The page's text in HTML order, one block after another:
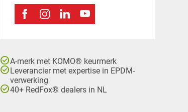
check_circleA-merk met KOMO® keurmerk
check_circleLeverancier met expertise in EPDM-
verwerking
check_circle40+ RedFox® dealers in NL